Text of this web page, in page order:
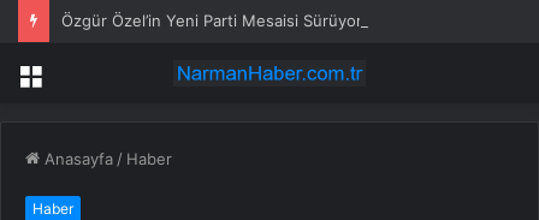
Menü
Anasayfa / Haber
Haber